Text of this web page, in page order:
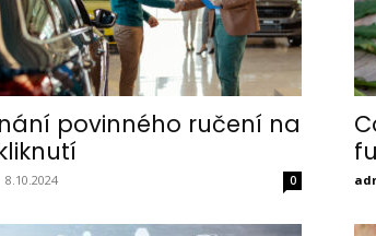
povinného ručení na
8.10.2024 0